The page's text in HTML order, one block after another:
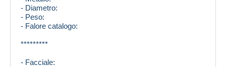
- Diametro:
- Peso:
- Falore catalogo:
*********
- Facciale: